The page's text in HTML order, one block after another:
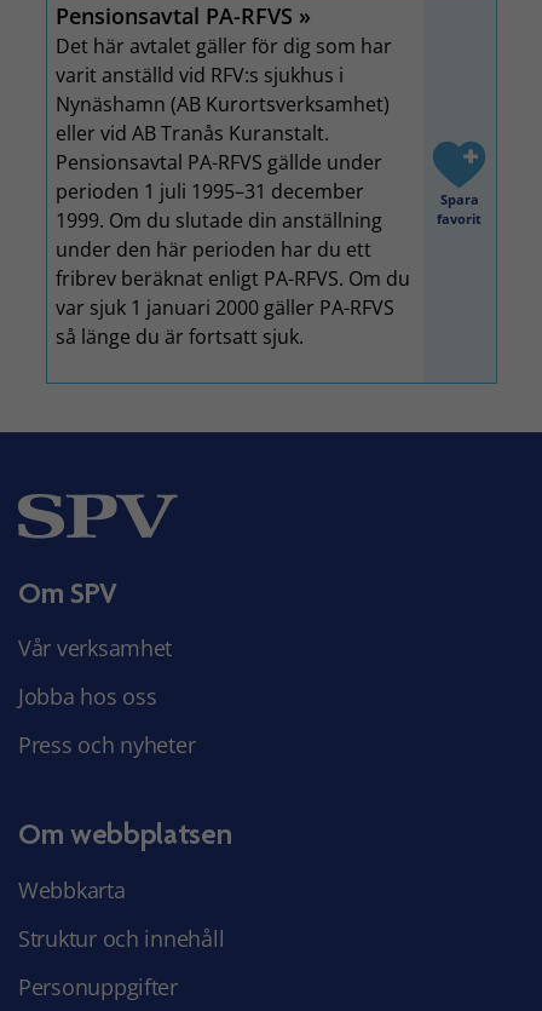
Pensionsavtal PA-RFVS
Det här avtalet gäller för dig som har
varit anställd vid RFV:s sjukhus i
Nynäshamn (AB Kurortsverksamhet)
eller vid AB Tranås Kuranstalt.
Pensionsavtal PA-RFVS gällde under
perioden 1 juli 1995–31 december
1999. Om du slutade din anställning
under den här perioden har du ett
fribrev beräknat enligt PA-RFVS. Om du
var sjuk 1 januari 2000 gäller PA-RFVS
så länge du är fortsatt sjuk.
Spara
favorit
Om SPV
Vår verksamhet
Jobba hos oss
Press och nyheter
Om webbplatsen
Webbkarta
Struktur och innehåll
Personuppgifter